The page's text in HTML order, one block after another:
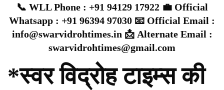
📞 WLL Phone : +91 94129 17922 💼 Official
Whatsapp : +91 96394 97030 📧 Official Email :
info@swarvidrohtimes.in 📩 Alternate Email :
swarvidrohtimes@gmail.com
*स्वर विद्रोह टाइम्स की